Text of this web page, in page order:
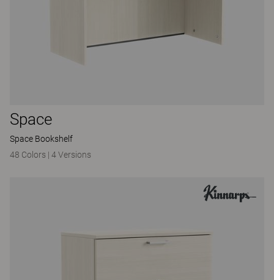
Space
Space Bookshelf
48 Colors | 4 Versions